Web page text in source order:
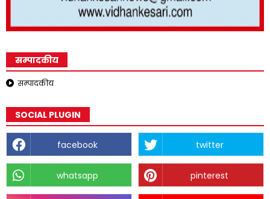
सम्पादकीय
सम्पादकीय
SOCIAL PLUGIN
facebook twitter
whatsapp pinterest